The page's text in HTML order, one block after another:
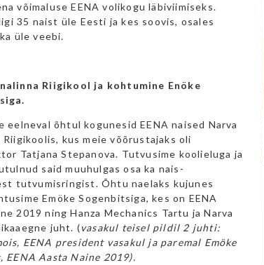
võimaluse EENA volikogu läbiviimiseks.
35 naist üle Eesti ja kes soovis, osales
üle veebi.
Riigikool ja kohtumine Enöke
eelneval õhtul kogunesid EENA naised Narva
Riigikoolis, kus meie võõrustajaks oli
Tatjana Stepanova. Tutvusime koolieluga ja
said muuhulgas osa ka nais-
tutvumisringist. Õhtu naelaks kujunes
Emöke Sogenbitsiga, kes on EENA
2019 ning Hanza Mechanics Tartu ja Narva
juht. (vasakul teisel pildil 2 juhti:
EENA president vasakul ja paremal Emöke
EENA Aasta Naine 2019).